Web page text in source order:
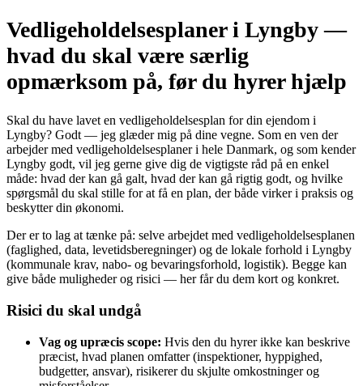
Vedligeholdelsesplaner i Lyngby —
hvad du skal være særlig
opmærksom på, før du hyrer hjælp
Skal du have lavet en vedligeholdelsesplan for din ejendom i
Lyngby? Godt — jeg glæder mig på dine vegne. Som en ven der
arbejder med vedligeholdelsesplaner i hele Danmark, og som kender
Lyngby godt, vil jeg gerne give dig de vigtigste råd på en enkel
måde: hvad der kan gå galt, hvad der kan gå rigtig godt, og hvilke
spørgsmål du skal stille for at få en plan, der både virker i praksis og
beskytter din økonomi.
Der er to lag at tænke på: selve arbejdet med vedligeholdelsesplanen
(faglighed, data, levetidsberegninger) og de lokale forhold i Lyngby
(kommunale krav, nabo- og bevaringsforhold, logistik). Begge kan
give både muligheder og risici — her får du dem kort og konkret.
Risici du skal undgå
Vag og upræcis scope: Hvis den du hyrer ikke kan beskrive
præcist, hvad planen omfatter (inspektioner, hyppighed,
budgetter, ansvar), risikerer du skjulte omkostninger og